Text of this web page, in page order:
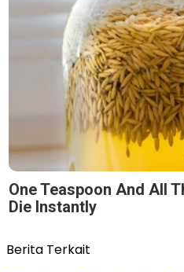
One Teaspoon And All
Die Instantly
Berita Terkait